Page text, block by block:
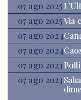
07 ago 2025
07 ago 2025Via
07 ago 2024
07 ago 2024
07 ago 2023
07 ago 2023